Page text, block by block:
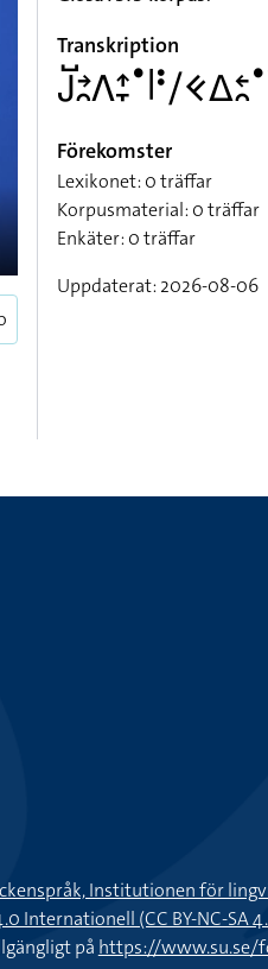
Transkription
Förekomster
Lexikonet: 0 träffar
Korpusmaterial: 0 träffar
Enkäter: 0 träffar
Uppdaterat: 2026-08-06
Institutionen för
Internationell (CC BY-NC-SA
på https://www.su.se/